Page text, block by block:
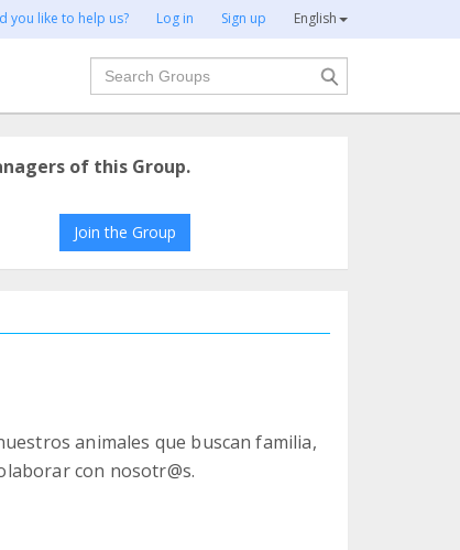
you like to help us? Log in Sign up English
Search
of this Group.
Join the Group
animales que buscan familia,
con nosotr@s.